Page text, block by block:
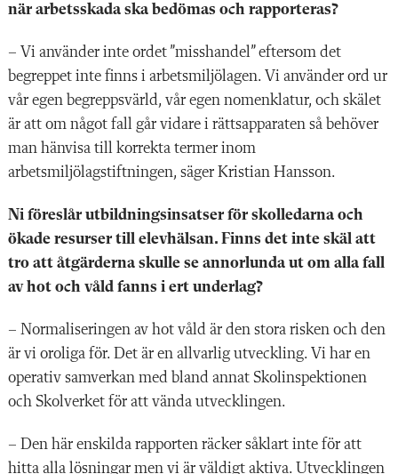
när arbetsskada ska bedömas och rapporteras?
– Vi använder inte ordet ”misshandel” eftersom det
begreppet inte finns i arbetsmiljölagen. Vi använder ord ur
vår egen begreppsvärld, vår egen nomenklatur, och skälet
är att om något fall går vidare i rättsapparaten så behöver
man hänvisa till korrekta termer inom
arbetsmiljölagstiftningen, säger Kristian Hansson.
Ni föreslår utbildningsinsatser för skolledarna och
ökade resurser till elevhälsan. Finns det inte skäl att
tro att åtgärderna skulle se annorlunda ut om alla fall
av hot och våld fanns i ert underlag?
– Normaliseringen av hot våld är den stora risken och den
är vi oroliga för. Det är en allvarlig utveckling. Vi har en
operativ samverkan med bland annat Skolinspektionen
och Skolverket för att vända utvecklingen.
– Den här enskilda rapporten räcker såklart inte för att
hitta alla lösningar men vi är väldigt aktiva. Utvecklingen